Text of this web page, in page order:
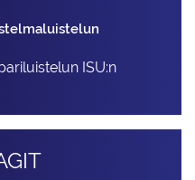
ISU:n